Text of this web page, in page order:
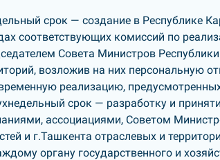
срок — создание в Республике
соответствующих комиссий по
Совета Министров
возложив на них персональную
реализацию,
срок — разработку и
ассоциациями, Советом
и г.Ташкента отраслевых и
органу государственного и